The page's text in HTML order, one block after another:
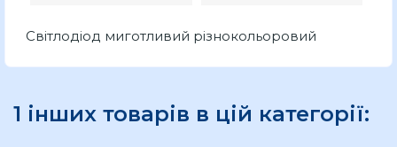
Світлодіод миготливий різнокольоровий
1 інших товарів в цій категорії: